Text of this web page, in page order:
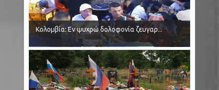
Κολομβία: Εν ψυχρώ δολοφονία ζευγαρ...